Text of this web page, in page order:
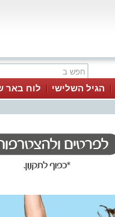
הגיל השלישי
לוח באר